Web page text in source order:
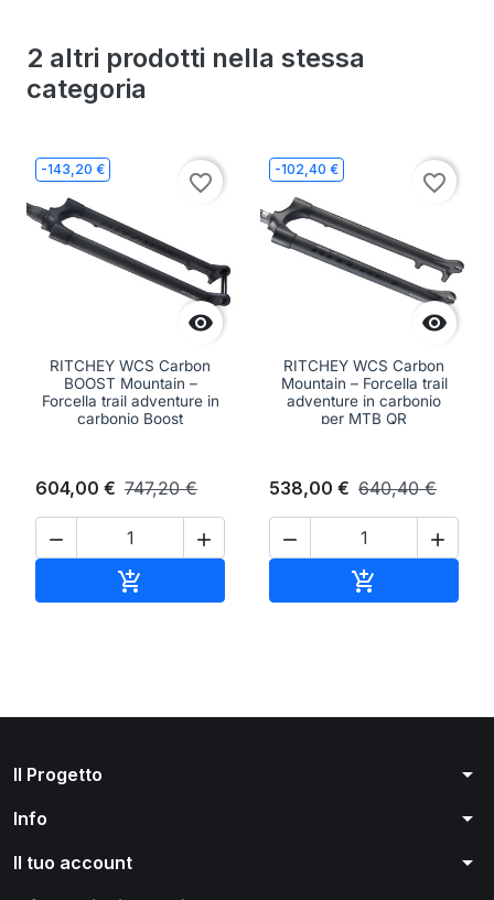
2 altri prodotti nella stessa
categoria
-143,20 €

favorite_border
RITCHEY WCS Carbon
BOOST Mountain –
Forcella trail adventure in
carbonio Boost
604,00 € 747,20 €
 

-102,40 €

favorite_border
RITCHEY WCS Carbon
Mountain – Forcella trail
adventure in carbonio
per MTB QR
538,00 € 640,40 €
 

Il Progetto arrow_drop_down
Info arrow_drop_down
Il tuo account arrow_drop_down